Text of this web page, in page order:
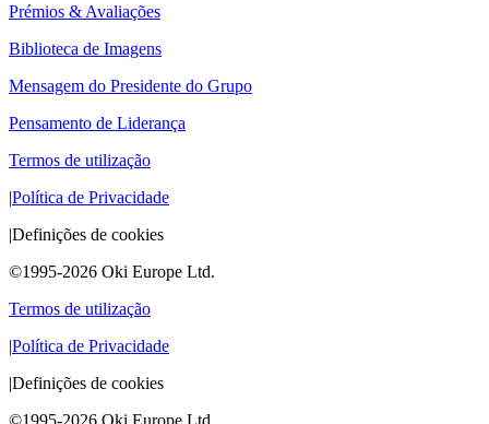
Prémios & Avaliações
Biblioteca de Imagens
Mensagem do Presidente do Grupo
Pensamento de Liderança
Termos de utilização
|Política de Privacidade
|Definições de cookies
©1995-2026 Oki Europe Ltd.
Termos de utilização
|Política de Privacidade
|Definições de cookies
©1995-2026 Oki Europe Ltd.